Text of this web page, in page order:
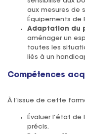
aux mesures de
Équipements de
Adaptation du
aménager un
toutes les
liés à un
Compétences
À l’issue de cette
Évaluer l’état
précis.